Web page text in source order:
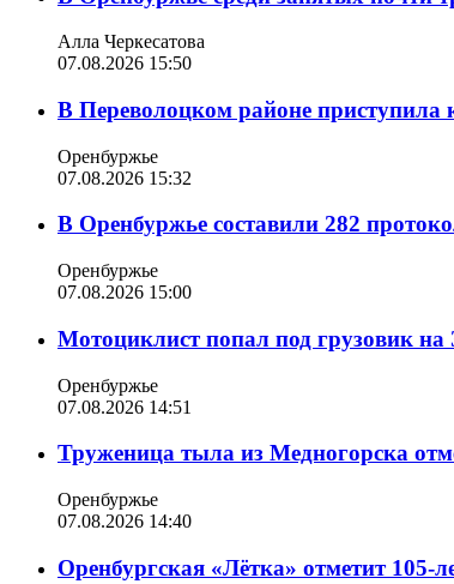
Алла Черкесатова
07.08.2026 15:50
В Переволоцком районе приступила
Оренбуржье
07.08.2026 15:32
В Оренбуржье составили 282
Оренбуржье
07.08.2026 15:00
Мотоциклист попал под грузовик на
Оренбуржье
07.08.2026 14:51
Труженица тыла из Медногорска
Оренбуржье
07.08.2026 14:40
Оренбургская «Лётка» отметит 105-